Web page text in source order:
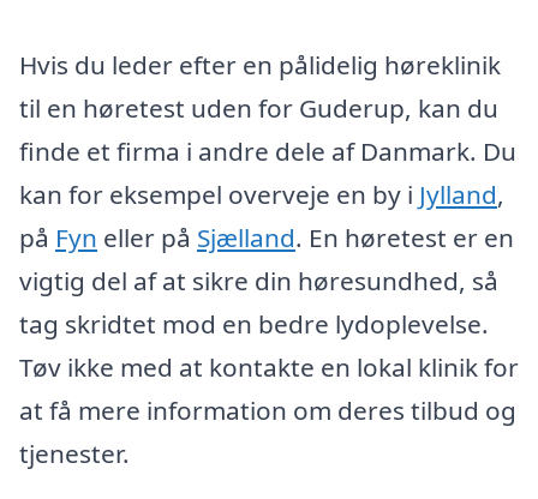
Hvis du leder efter en pålidelig høreklinik
til en høretest uden for Guderup, kan du
finde et firma i andre dele af Danmark. Du
kan for eksempel overveje en by i Jylland,
på Fyn eller på Sjælland. En høretest er en
vigtig del af at sikre din høresundhed, så
tag skridtet mod en bedre lydoplevelse.
Tøv ikke med at kontakte en lokal klinik for
at få mere information om deres tilbud og
tjenester.